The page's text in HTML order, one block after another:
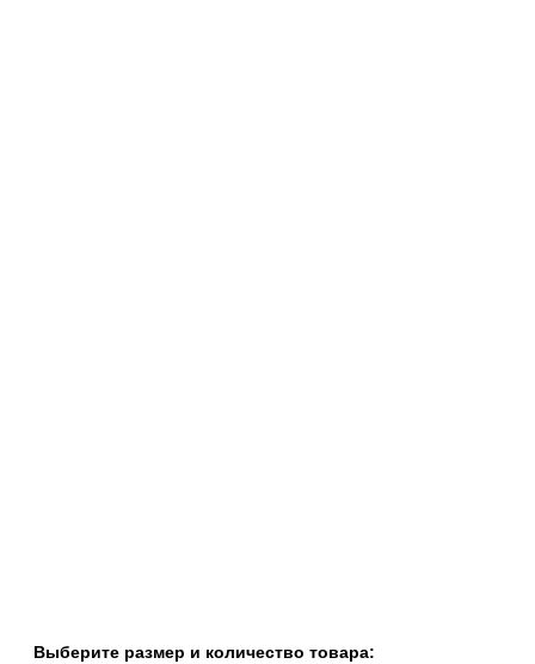
Выберите размер и количество товара: